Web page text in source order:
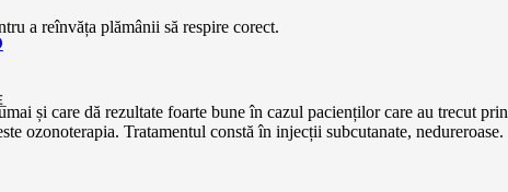
a reînvăța plămânii să respire corect.
și care dă rezultate foarte bune în cazul pacienților care au trecut prin
ozonoterapia. Tratamentul constă în injecții subcutanate, nedureroase.